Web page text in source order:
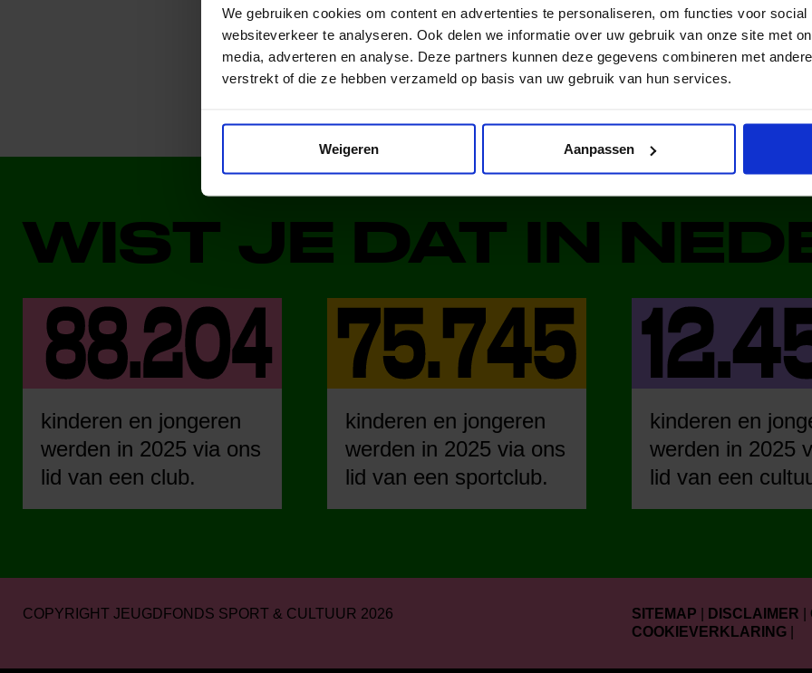
We gebruiken cookies om content en advertenties te personaliseren, om functies voor
websiteverkeer te analyseren. Ook delen we informatie over uw gebruik van onze site met
media, adverteren en analyse. Deze partners kunnen deze gegevens combineren met
verstrekt of die ze hebben verzameld op basis van uw gebruik van hun services.
Weigeren Aanpassen
Deel dit bericht op social media!
WIST JE DAT IN
kinderen en jongeren
werden in 2025 via ons
lid van een club.
kinderen en jongeren
werden in 2025 via ons
lid van een sportclub.
kinderen en
werden in 2025
lid van een
COPYRIGHT JEUGDFONDS SPORT & CULTUUR 2026 SITEMAP DISCLAIMER
COOKIEVERKLARING